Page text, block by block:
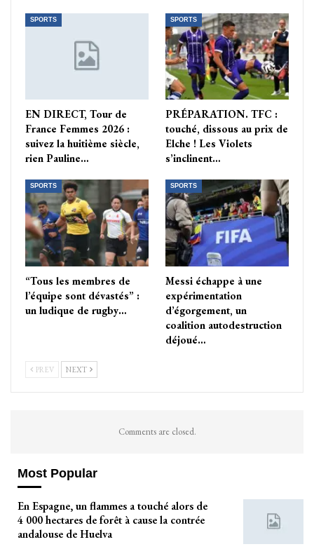
SPORTS
EN DIRECT, Tour de
France Femmes 2026 :
suivez la huitième siècle,
rien Pauline…
SPORTS
PRÉPARATION. TFC :
touché, dissous au prix de
Elche ! Les Violets
s’inclinent…
SPORTS
“Tous les membres de
l’équipe sont dévastés” :
un ludique de rugby…
SPORTS
Messi échappe à une
expérimentation
d’égorgement, un
coalition autodestruction
déjoué…
PREV NEXT
Comments are closed.
Most Popular
En Espagne, un flammes a touché alors de
4 000 hectares de forêt à cause la contrée
andalouse de Huelva